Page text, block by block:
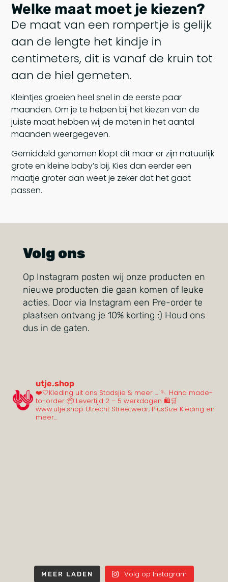
Welke maat moet je kiezen?
De maat van een rompertje is gelijk
aan de lengte het kindje in
centimeters, dit is vanaf de kruin tot
aan de hiel gemeten.
Kleintjes groeien heel snel in de eerste paar
maanden. Om je te helpen bij het kiezen van de
juiste maat hebben wij de maten in het aantal
maanden weergegeven.
Gemiddeld genomen klopt dit maar er zijn natuurlijk
grote en kleine baby’s bij. Kies dan eerder een
maatje groter dan weet je zeker dat het gaat
passen.
Volg ons
Op Instagram posten wij onze producten en
nieuwe producten die gaan komen of leuke
acties. Door via Instagram een Pre-order te
plaatsen ontvang je 10% korting :) Houd ons
dus in de gaten.
utje.shop
❤️🤍Kleding uit ons Stadsjie & meer … 🪡 Hand made-
to-order 📦 Levertijd 2 – 5 werkdagen 🛍️🛒
www.utje.shop Utrecht Streetwear, PlusSize Kleding en
meer…
MEER LADEN Volg op Instagram